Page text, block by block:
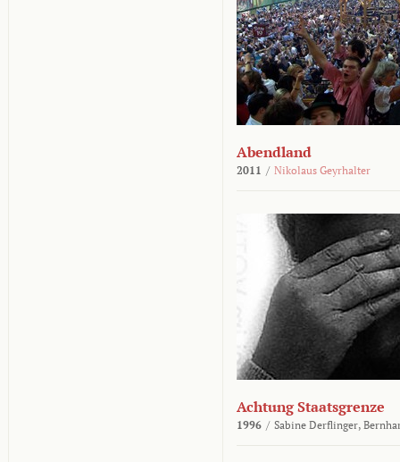
Abendland
2011 / Nikolaus Geyrhalter
Achtung Staatsgrenze
1996 / Sabine Derflinger,